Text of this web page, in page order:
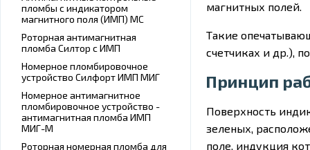
пломбы с индикатором
магнитного поля (ИМП) МС
Роторная антимагнитная
пломба Силтор с ИМП
Номерное пломбировочное
устройство Силфорт ИМП МИГ
Номерное антимагнитное
пломбировочное устройство -
антимагнитная пломба ИМП
МИГ-М
Роторная номерная пломба для
магнитных полей.
Такие
счетчиках и др.),
Принцип
Поверхность
зеленых,
поле, индукция